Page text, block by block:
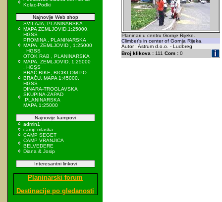
Kolac-Podki
Najnovije Web shop
SVILAJA, PLANINARSKA
MAPA ZEMLJOVID,1:25000,
HGSS
PROMINA , PLANINARSKA
MAPA, ZEMLJOVID , 1:25000
, HGSS
OTOK RAB , PLANINARSKA
MAPA, ZEMLJOVID, 1:25000
, HGSS
BRAČ BIKE, BICIKLOM PO
BRAČU, MAPA 1:45000,
HGSS
DINARA-TROGLAVSKA
SKUPINA-ZAPAD
,PLANINARSKA
MAPA,1:25000
Najnovije kampovi
admin1
camp mlaska
CAMP SEGET
CAMP VRANJICA
BELVEDERE
Diana & Josip
Interesantni linkovi
Planinarski forum
Destinacije po gledanosti
Planinari u centru Gornje Rijeke.
Climber's in center of Gornja Rijeka.
Autor : Astrum d.o.o. - Ludbreg
Broj klikova :111 Com :0